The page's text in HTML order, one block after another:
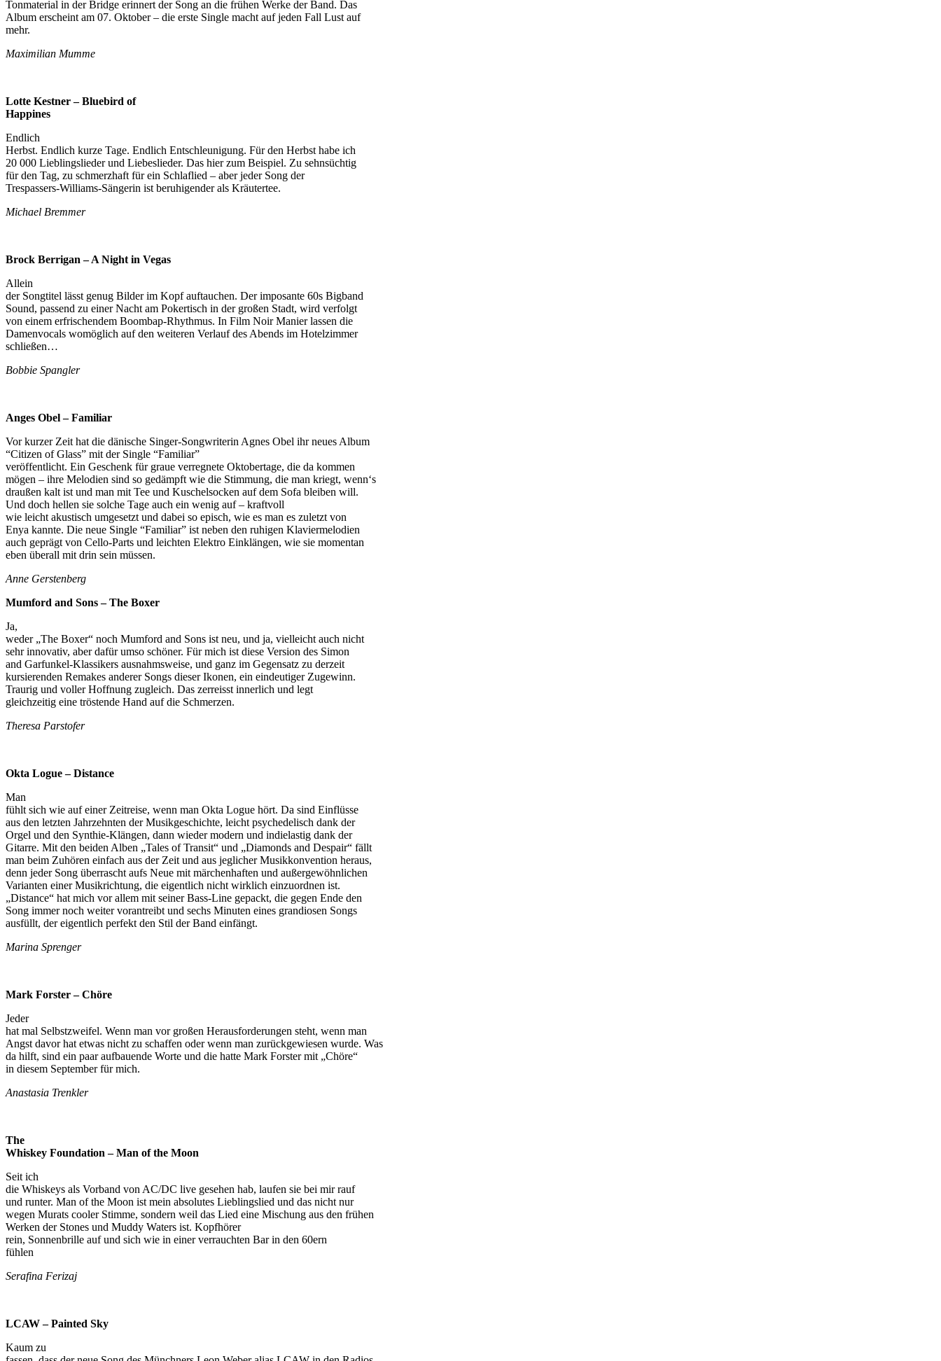
Tonmaterial in der Bridge erinnert der Song an die frühen Werke der Band. Das
Album erscheint am 07. Oktober – die erste Single macht auf jeden Fall Lust auf
mehr.
Maximilian Mumme
Lotte Kestner – Bluebird of
Happines
Endlich
Herbst. Endlich kurze Tage. Endlich Entschleunigung. Für den Herbst habe ich
20 000 Lieblingslieder und Liebeslieder. Das hier zum Beispiel. Zu sehnsüchtig
für den Tag, zu schmerzhaft für ein Schlaflied – aber jeder Song der
Trespassers-Williams-Sängerin ist beruhigender als Kräutertee.
Michael Bremmer
Brock Berrigan – A Night in Vegas
Allein
der Songtitel lässt genug Bilder im Kopf auftauchen. Der imposante 60s Bigband
Sound, passend zu einer Nacht am Pokertisch in der großen Stadt, wird verfolgt
von einem erfrischendem Boombap-Rhythmus. In Film Noir Manier lassen die
Damenvocals womöglich auf den weiteren Verlauf des Abends im Hotelzimmer
schließen…
Bobbie Spangler
Anges Obel – Familiar
Vor kurzer Zeit hat die dänische Singer-Songwriterin Agnes Obel ihr neues Album
“Citizen of Glass” mit der Single “Familiar”
veröffentlicht. Ein Geschenk für graue verregnete Oktobertage, die da kommen
mögen – ihre Melodien sind so gedämpft wie die Stimmung, die man kriegt, wenn‘s
draußen kalt ist und man mit Tee und Kuschelsocken auf dem Sofa bleiben will.
Und doch hellen sie solche Tage auch ein wenig auf – kraftvoll
wie leicht akustisch umgesetzt und dabei so episch, wie es man es zuletzt von
Enya kannte. Die neue Single “Familiar” ist neben den ruhigen Klaviermelodien
auch geprägt von Cello-Parts und leichten Elektro Einklängen, wie sie momentan
eben überall mit drin sein müssen.
Anne Gerstenberg
Mumford and Sons – The Boxer
Ja,
weder „The Boxer“ noch Mumford and Sons ist neu, und ja, vielleicht auch nicht
sehr innovativ, aber dafür umso schöner. Für mich ist diese Version des Simon
and Garfunkel-Klassikers ausnahmsweise, und ganz im Gegensatz zu derzeit
kursierenden Remakes anderer Songs dieser Ikonen, ein eindeutiger Zugewinn.
Traurig und voller Hoffnung zugleich. Das zerreisst innerlich und legt
gleichzeitig eine tröstende Hand auf die Schmerzen.
Theresa Parstofer
Okta Logue – Distance
Man
fühlt sich wie auf einer Zeitreise, wenn man Okta Logue hört. Da sind Einflüsse
aus den letzten Jahrzehnten der Musikgeschichte, leicht psychedelisch dank der
Orgel und den Synthie-Klängen, dann wieder modern und indielastig dank der
Gitarre. Mit den beiden Alben „Tales of Transit“ und „Diamonds and Despair“ fällt
man beim Zuhören einfach aus der Zeit und aus jeglicher Musikkonvention heraus,
denn jeder Song überrascht aufs Neue mit märchenhaften und außergewöhnlichen
Varianten einer Musikrichtung, die eigentlich nicht wirklich einzuordnen ist.
„Distance“ hat mich vor allem mit seiner Bass-Line gepackt, die gegen Ende den
Song immer noch weiter vorantreibt und sechs Minuten eines grandiosen Songs
ausfüllt, der eigentlich perfekt den Stil der Band einfängt.
Marina Sprenger
Mark Forster – Chöre
Jeder
hat mal Selbstzweifel. Wenn man vor großen Herausforderungen steht, wenn man
Angst davor hat etwas nicht zu schaffen oder wenn man zurückgewiesen wurde. Was
da hilft, sind ein paar aufbauende Worte und die hatte Mark Forster mit „Chöre“
in diesem September für mich.
Anastasia Trenkler
The
Whiskey Foundation – Man of the Moon
Seit ich
die Whiskeys als Vorband von AC/DC live gesehen hab, laufen sie bei mir rauf
und runter. Man of the Moon ist mein absolutes Lieblingslied und das nicht nur
wegen Murats cooler Stimme, sondern weil das Lied eine Mischung aus den frühen
Werken der Stones und Muddy Waters ist. Kopfhörer
rein, Sonnenbrille auf und sich wie in einer verrauchten Bar in den 60ern
fühlen
Serafina Ferizaj
LCAW – Painted Sky
Kaum zu